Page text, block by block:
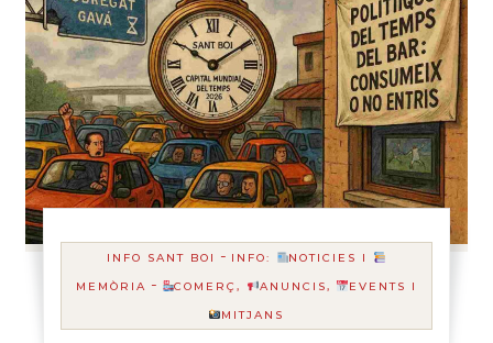
INFO SANT BOI - INFO:
NOTICIES I
MEMÒRIA - COMERÇ, ANUNCIS,
EVENTS I
MITJANS